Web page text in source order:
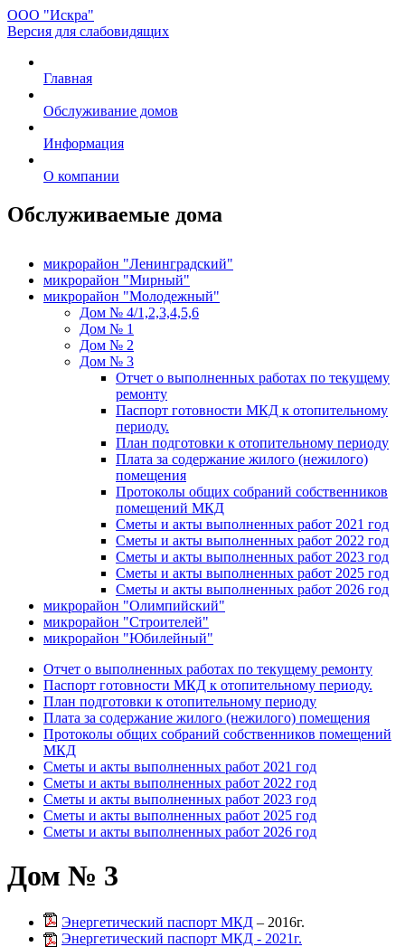
ООО "Искра"
Версия для слабовидящих
Главная
Обслуживание домов
Информация
О компании
Обслуживаемые дома
микрорайон "Ленинградский"
микрорайон "Мирный"
микрорайон "Молодежный"
Дом № 4/1,2,3,4,5,6
Дом № 1
Дом № 2
Дом № 3
Отчет о выполненных работах по текущему
ремонту
Паспорт готовности МКД к отопительному
периоду.
План подготовки к отопительному периоду
Плата за содержание жилого (нежилого)
помещения
Протоколы общих собраний собственников
помещений МКД
Сметы и акты выполненных работ 2021 год
Сметы и акты выполненных работ 2022 год
Сметы и акты выполненных работ 2023 год
Сметы и акты выполненных работ 2025 год
Сметы и акты выполненных работ 2026 год
микрорайон "Олимпийский"
микрорайон "Строителей"
микрорайон "Юбилейный"
Отчет о выполненных работах по текущему ремонту
Паспорт готовности МКД к отопительному периоду.
План подготовки к отопительному периоду
Плата за содержание жилого (нежилого) помещения
Протоколы общих собраний собственников помещений
МКД
Сметы и акты выполненных работ 2021 год
Сметы и акты выполненных работ 2022 год
Сметы и акты выполненных работ 2023 год
Сметы и акты выполненных работ 2025 год
Сметы и акты выполненных работ 2026 год
Дом № 3
Энергетический паспорт МКД – 2016г.
Энергетический паспорт МКД - 2021г.